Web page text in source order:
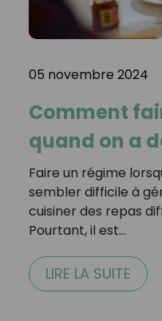
05 novembre 2024
Comment
quand on a
Faire un régime
sembler difficile à
cuisiner des repas
Pourtant, il est…
LIRE LA SUITE